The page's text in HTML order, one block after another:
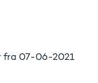
fra 07-06-2021